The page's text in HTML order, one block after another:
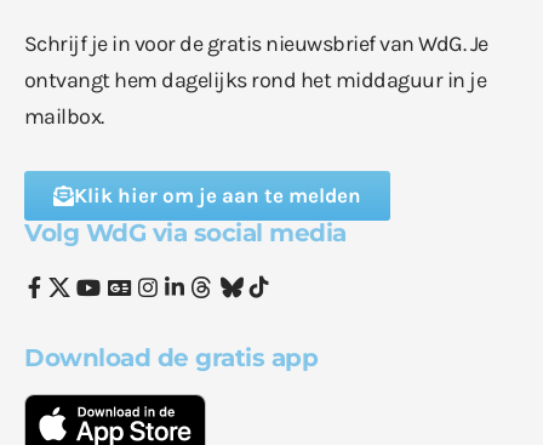
Schrijf je in voor de gratis nieuwsbrief van WdG. Je
ontvangt hem dagelijks rond het middaguur in je
mailbox.
Klik hier om je aan te melden
Volg WdG via social media
Download de gratis app